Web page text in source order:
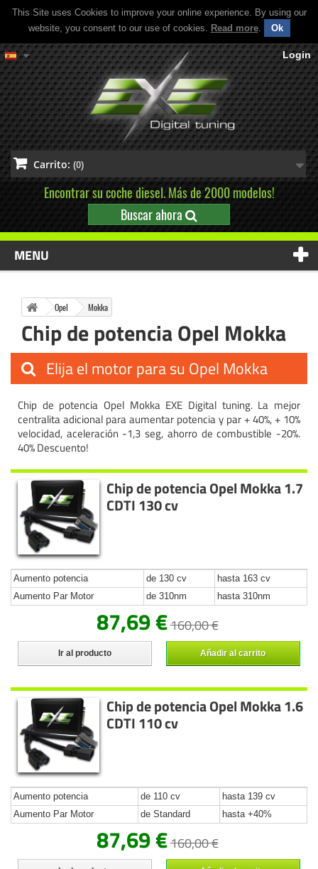
This Site uses Cookies to improve your online experience. By using our
website, you consent to our use of cookies. Read more. Ok
Login
Carrito: (0)
Encontrar su coche diesel. Más de 2000 modelos!
Buscar ahora
MENU
Opel Mokka
Chip de potencia Opel Mokka
Elija el motor para su Opel Mokka
Chip de potencia Opel Mokka EXE Digital tuning. La mejor
centralita adicional para aumentar potencia y par + 40%, + 10%
velocidad, aceleración -1,3 seg, ahorro de combustible -20%.
40% Descuento!
Chip de potencia Opel Mokka 1.7
CDTI 130 cv
Aumento potencia de 130 cv
hasta 163 cv
Aumento Par Motor
de 310nm hasta 310nm
87,69 €160,00 €
Ir al producto Añadir al carrito
Chip de potencia Opel Mokka 1.6
CDTI 110 cv
Aumento potencia de 110 cv
hasta 139 cv
Aumento Par Motor
de Standard hasta +40%
87,69 €160,00 €